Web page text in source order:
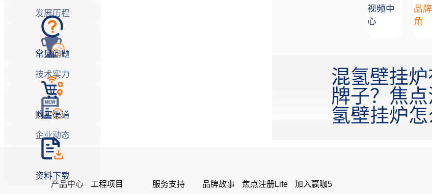
常见问题
购买渠道
资料下载
发展历程
技术实力
企业动态
视频中
心
品
角
混氢壁挂
牌子？焦
氢壁挂炉
产品中心 工程项目 服务支持 品牌故事 焦点注册Life 加入赢咖5